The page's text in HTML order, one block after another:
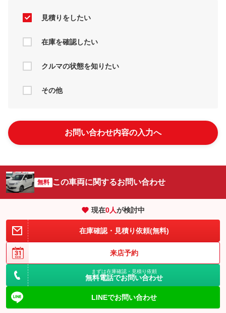
見積りをしたい
在庫を確認したい
クルマの状態を知りたい
その他
お問い合わせ内容の入力へ
無料 この車両に関するお問い合わせ
現在0人が検討中
在庫確認・見積り依頼(無料)
来店予約
まずは在庫確認・見積り依頼
無料電話でお問い合わせ
LINEでお問い合わせ